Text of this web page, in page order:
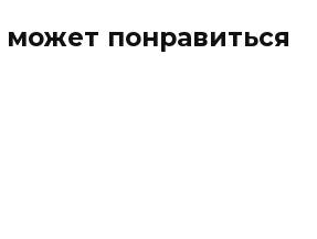
понравиться